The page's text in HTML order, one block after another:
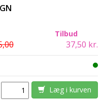
Tilbud
37,50 kr.
Læg i kurven